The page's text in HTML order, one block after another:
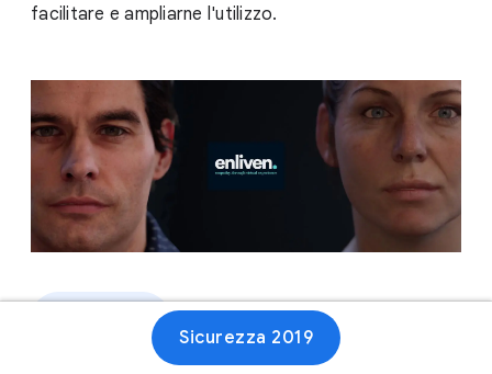
facilitare e ampliarne l'utilizzo.
Sicurezza 2019